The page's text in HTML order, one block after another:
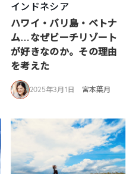
インドネシア
ハワイ・バリ島・ベトナ
ム…なぜビーチリゾート
が好きなのか。その理由
を考えた
2025年3月1日 宮本葉月